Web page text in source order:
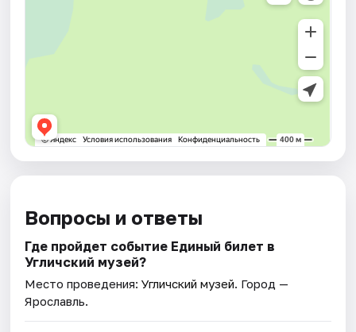
Вопросы и ответы
Где пройдет событие Единый билет в
Угличский музей?
Место проведения:Угличский музей. Город —
Ярославль.